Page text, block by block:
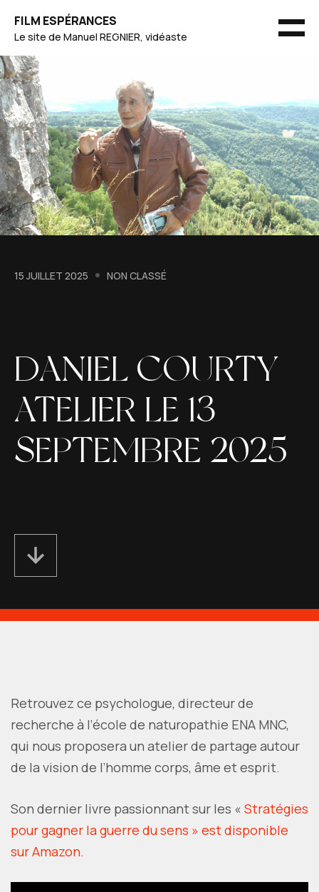
content
FILM ESPÉRANCES
Le site de Manuel REGNIER, vidéaste
15 JUILLET 2025 NON CLASSÉ
DANIEL COURTY
ATELIER LE 13
SEPTEMBRE 2025
Retrouvez ce psychologue, directeur de
recherche à l’école de naturopathie ENA MNC,
qui nous proposera un atelier de partage autour
de la vision de l’homme corps, âme et esprit.
Son dernier livre passionnant sur les « Stratégies
pour gagner la guerre du sens » est disponible
sur Amazon.